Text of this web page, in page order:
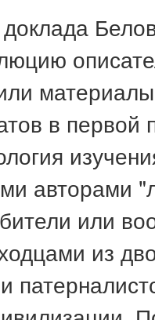
в первой
авторами
или
из